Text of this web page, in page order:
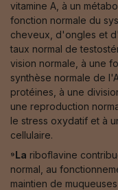
vitamine A, à un
fonction normale du
cheveux, d'ongles et
taux normal de
vision normale, à une
synthèse normale de
protéines, à une
une reproduction
le stress oxydatif et à
cellulaire.
⁹La riboflavine
normal, au
maintien de